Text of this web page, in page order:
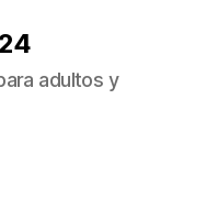
adultos y